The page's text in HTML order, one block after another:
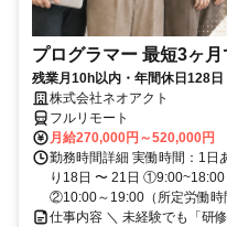
プログラマー 最短3ヶ
残業月10h以内・年間休日128
株式会社ネオアクト
フルリモート
月給270,000円～520,000円
勤務時間詳細 実働時間：1日
り18日 〜 21日 ①9:00~18:00
②10:00～19:00（所定労働時
仕事内容 ＼ 未経験でも「研